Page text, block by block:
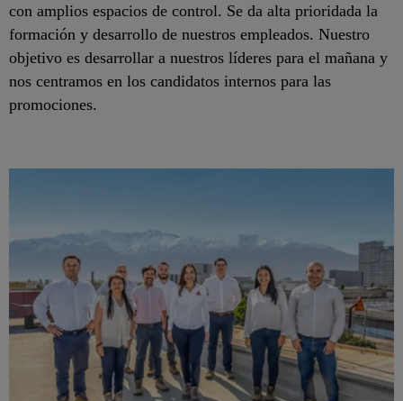
con amplios espacios de control. Se da alta prioridada la
formación y desarrollo de nuestros empleados. Nuestro
objetivo es desarrollar a nuestros líderes para el mañana y
nos centramos en los candidatos internos para las
promociones.